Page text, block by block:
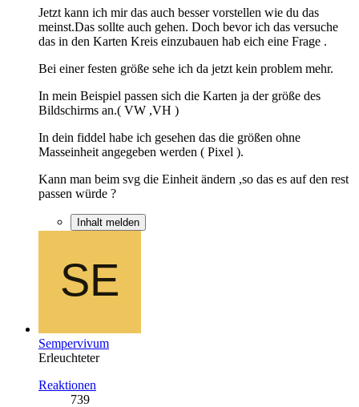
Jetzt kann ich mir das auch besser vorstellen wie du das
meinst.Das sollte auch gehen. Doch bevor ich das versuche
das in den Karten Kreis einzubauen hab eich eine Frage .
Bei einer festen größe sehe ich da jetzt kein problem mehr.
In mein Beispiel passen sich die Karten ja der größe des
Bildschirms an.( VW ,VH )
In dein fiddel habe ich gesehen das die größen ohne
Masseinheit angegeben werden ( Pixel ).
Kann man beim svg die Einheit ändern ,so das es auf den rest
passen würde ?
Inhalt melden
Sempervivum
Erleuchteter
Reaktionen
739